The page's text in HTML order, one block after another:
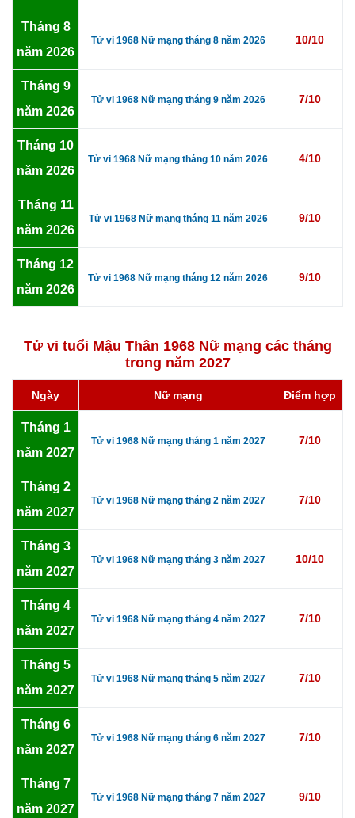
Tháng 8
năm 2026
Tử vi 1968 Nữ mạng tháng 8 năm 2026 10/10
Tháng 9
năm 2026
Tử vi 1968 Nữ mạng tháng 9 năm 2026 7/10
Tháng 10
năm 2026
Tử vi 1968 Nữ mạng tháng 10 năm 2026 4/10
Tháng 11
năm 2026
Tử vi 1968 Nữ mạng tháng 11 năm 2026 9/10
Tháng 12
năm 2026
Tử vi 1968 Nữ mạng tháng 12 năm 2026 9/10
Tử vi tuổi Mậu Thân 1968 Nữ mạng các tháng
trong năm 2027
Ngày Nữ mạng Điểm hợp
Tháng 1
năm 2027
Tử vi 1968 Nữ mạng tháng 1 năm 2027 7/10
Tháng 2
năm 2027
Tử vi 1968 Nữ mạng tháng 2 năm 2027 7/10
Tháng 3
năm 2027
Tử vi 1968 Nữ mạng tháng 3 năm 2027 10/10
Tháng 4
năm 2027
Tử vi 1968 Nữ mạng tháng 4 năm 2027 7/10
Tháng 5
năm 2027
Tử vi 1968 Nữ mạng tháng 5 năm 2027 7/10
Tháng 6
năm 2027
Tử vi 1968 Nữ mạng tháng 6 năm 2027 7/10
Tháng 7
năm 2027
Tử vi 1968 Nữ mạng tháng 7 năm 2027 9/10